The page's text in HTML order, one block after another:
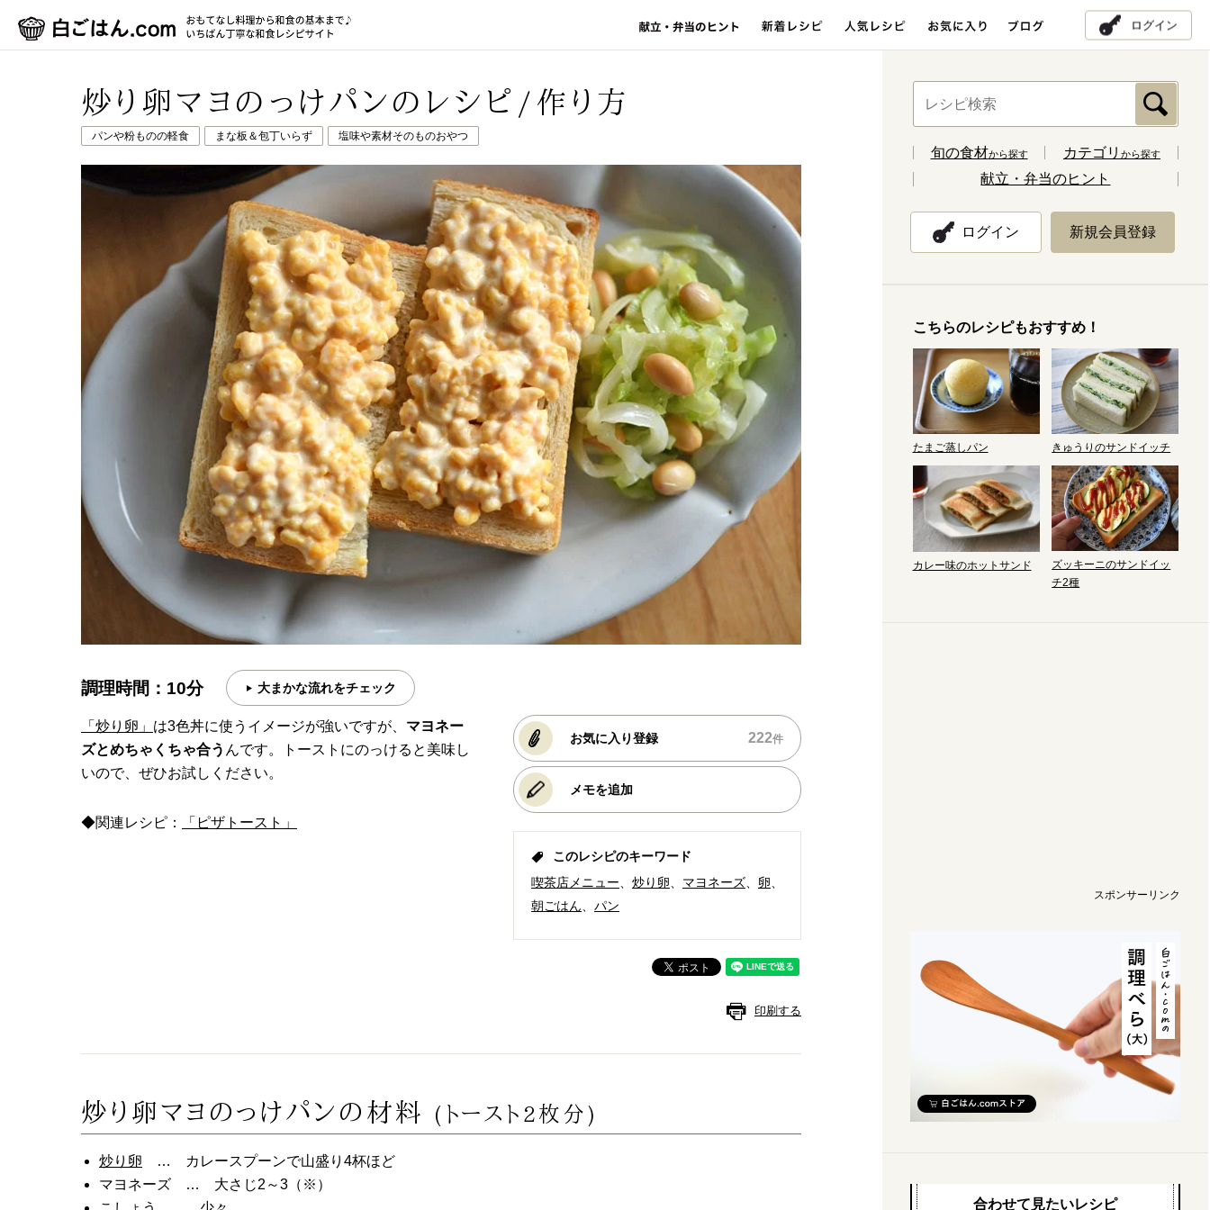
ログイン
炒り卵マヨのっけパンのレシピ/作り方
パンや粉ものの軽食 まな板＆包丁いらず 塩味や素材そのものおやつ
調理時間：10分 大まかな流れをチェック
「炒り卵」 は3色丼に使うイメージが強いですが、 マヨネー
ズとめちゃくちゃ合う んです。トーストにのっけると美味し
いので、ぜひお試しください。
◆関連レシピ： 「ピザトースト」
お気に入り登録 222件
メモを追加
このレシピのキーワード
喫茶店メニュー
炒り卵 マヨネーズ
卵
朝ごはん
パン
印刷する
炒り卵マヨのっけパンの材料 (トースト2枚分)
炒り卵 … カレースプーンで山盛り4杯ほど
マヨネーズ … 大さじ2～3（※）
旬の食材から探す カテゴリ から探す
献立・弁当のヒント
ログイン 新規会員登録
こちらのレシピもおすすめ！
たまご蒸しパン きゅうりのサンドイッチ
カレー味のホットサンド
ズッキーニのサンドイッ
チ2種
スポンサーリンク
合わせて見たいレシピ